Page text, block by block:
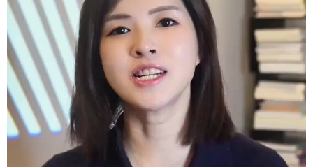
辽宁 吉林 上海 江苏
浙江 安徽 福建 江西
山东 河南 湖北 湖南
广东 广西 海南 重庆
四川 贵州 云南 西藏
陕西 甘肃 青海